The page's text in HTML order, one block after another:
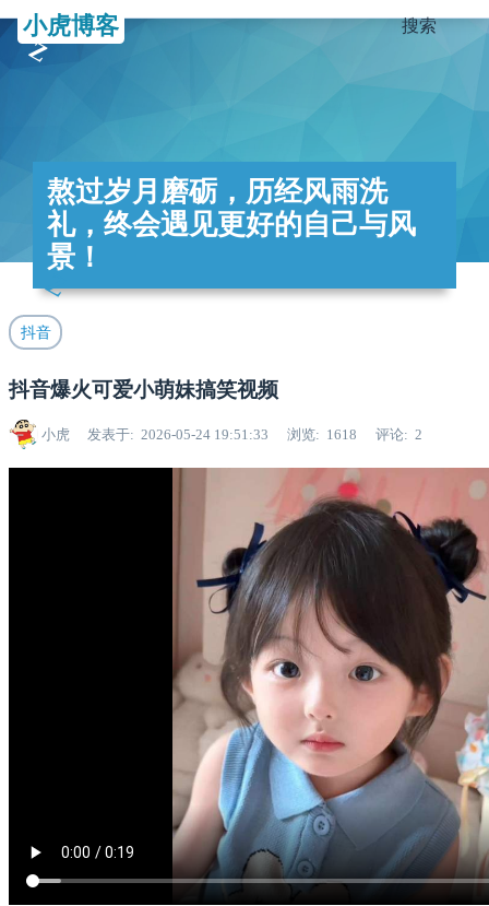
小虎博客 搜索
熬过岁月磨砺，历经风雨洗
礼，终会遇见更好的自己与风
景！
抖音
抖音爆火可爱小萌妹搞笑视频
小虎 发表于 2026-05-24 19:51:33 浏览 1618 评论 2